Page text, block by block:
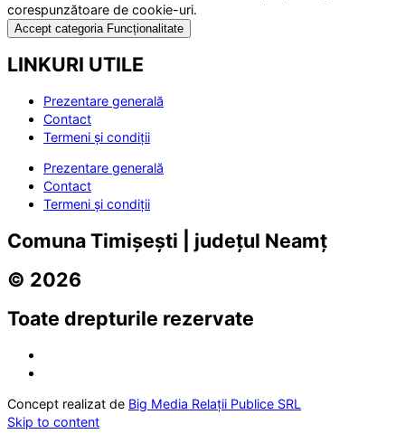
corespunzătoare de cookie-uri.
Accept categoria Funcționalitate
LINKURI UTILE
Prezentare generală
Contact
Termeni și condiții
Prezentare generală
Contact
Termeni și condiții
Comuna Timișești | județul Neamț
© 2026
Toate drepturile rezervate
Concept realizat de Big Media Relații Publice SRL
Skip to content